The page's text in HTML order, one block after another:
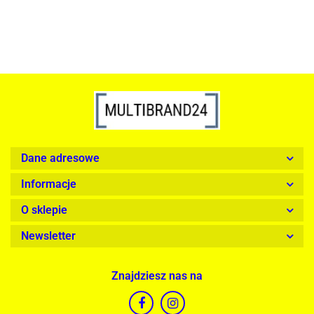
Dane adresowe
Informacje
O sklepie
Newsletter
Znajdziesz nas na